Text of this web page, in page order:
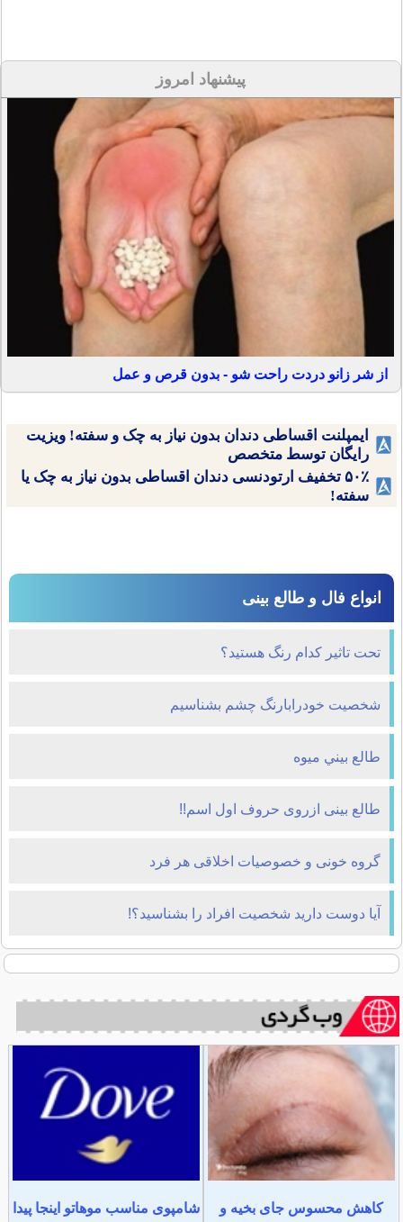
پیشنهاد امروز
از شر زانو دردت راحت شو - بدون قرص و عمل
ایمپلنت اقساطی دندان بدون نیاز به چک و سفته! ویزیت
رایگان توسط متخصص
۵۰٪ تخفیف ارتودنسی دندان اقساطی بدون نیاز به چک یا
سفته!
انواع فال و طالع بینی
تحت تاثير كدام رنگ هستيد؟
شخصیت خودرابارنگ چشم بشناسیم
طالع بيني ميوه
طالع بینی ازروی حروف اول اسم!!
گروه خونی و خصوصیات اخلاقی هر فرد
آیا دوست دارید شخصیت افراد را بشناسید؟!
کاهش محسوس جای بخیه و
شامپوی مناسب موهاتو اینجا پیدا